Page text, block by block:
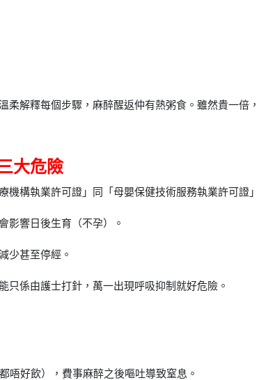
柔解釋每個步驟，麻醉醒返仲有熱粥食。雖然貴一倍
大危險
機構執業許可證」同「母嬰保健技術服務執業許可證
影響日後生育（不孕）。
少甚至停經。
只係由護士打針，萬一出現呼吸抑制就好危險。
唔好飲），費事麻醉之後嘔吐導致窒息。